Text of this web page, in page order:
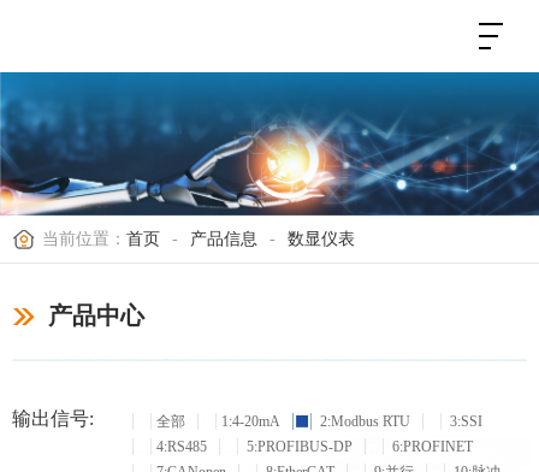
当前位置： 首页 - 产品信息 - 数显仪表
产品中心
输出信号: 全部 1:4-20mA 2:Modbus RTU
3:SSI
4:RS485
5:PROFIBUS-DP
6:PROFINET
现在有优惠活动么？